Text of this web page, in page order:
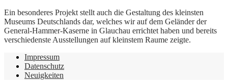
Ein besonderes Projekt stellt auch die Gestaltung des kleinsten
Museums Deutschlands dar, welches wir auf dem Geländer der
General-Hammer-Kaserne in Glauchau errichtet haben und bereits
verschiedenste Ausstellungen auf kleinstem Raume zeigte.
Impressum
Datenschutz
Neuigkeiten